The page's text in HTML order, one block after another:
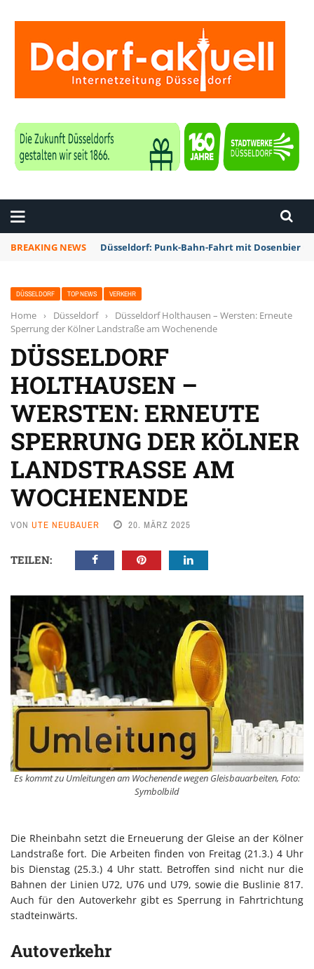
BREAKING NEWS Düsseldorf: Punk-Bahn-Fahrt mit Dosenbier
DÜSSELDORF TOP NEWS VERKEHR
Home › Düsseldorf ›
Düsseldorf Holthausen – Wersten: Erneute
Sperrung der Kölner Landstraße am Wochenende
DÜSSELDORF
HOLTHAUSEN –
WERSTEN: ERNEUTE
SPERRUNG DER KÖLNER
LANDSTRASSE AM W
OCHENENDE
VON UTE NEUBAUER 20. MÄRZ 2025
TEILEN:
Es kommt zu Umleitungen am Wochenende wegen Gleisbauarbeiten, Foto:
Symbolbild
Die Rheinbahn setzt die Erneuerung der Gleise an der Kölner
Landstraße fort. Die Arbeiten finden von Freitag (21.3.) 4 Uhr
bis Dienstag (25.3.) 4 Uhr statt. Betroffen sind nicht nur die
Bahnen der Linien U72, U76 und U79, sowie die Buslinie 817.
Auch für den Autoverkehr gibt es Sperrung in Fahrtrichtung
stadteinwärts.
Autoverkehr